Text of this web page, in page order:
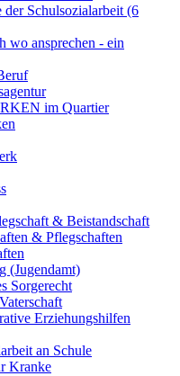
der Schulsozialarbeit (6
wo ansprechen - ein
im Quartier
& Beistandschaft
& Pflegschaften
(Jugendamt)
Sorgerecht
Erziehungshilfen
an Schule
Kranke